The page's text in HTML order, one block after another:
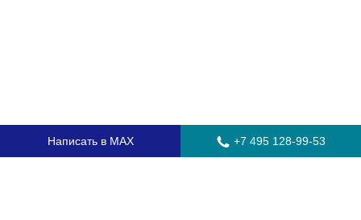
Главная
Написать в MAX +7 495 128-99-53